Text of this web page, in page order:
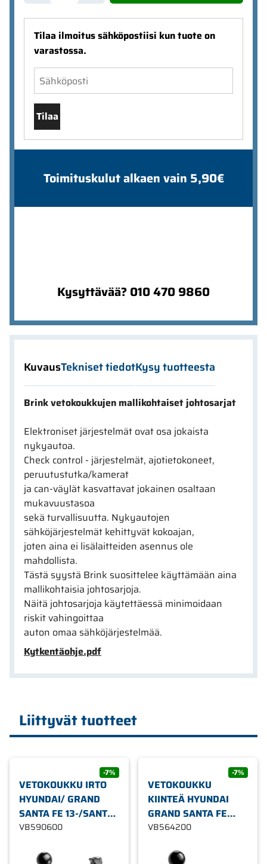
Tilaa ilmoitus sähköpostiisi kun tuote on
varastossa.
Tilaa
Toimituskulut alkaen vain 5,90€
Kysyttävää? 010 470 9860
KuvausTekniset tiedotKysy tuotteesta
Brink vetokoukkujen mallikohtaiset johtosarjat
Elektroniset järjestelmät ovat osa jokaista
nykyautoa.
Check control - järjestelmät, ajotietokoneet,
peruutustutka/kamerat
ja can-väylät kasvattavat jokainen osaltaan
mukavuustasoa
sekä turvallisuutta. Nykyautojen
sähköjärjestelmät kehittyvät kokoajan,
joten aina ei lisälaitteiden asennus ole
mahdollista.
Tästä syystä Brink suosittelee käyttämään aina
mallikohtaisia johtosarjoja.
Näitä johtosarjoja käytettäessä minimoidaan
riskit vahingoittaa
auton omaa sähköjärjestelmää.
Kytkentäohje.pdf
Liittyvät tuotteet
-7%
VETOKOUKKU IRTO
HYUNDAI/ GRAND
SANTA FE 13-/SANTA
FE III 12-/KIA
VB590600
-7%
VETOKOUKKU
KIINTEÄ HYUNDAI
GRAND SANTA FE
13-/SANTA FE III
12-15
VB564200